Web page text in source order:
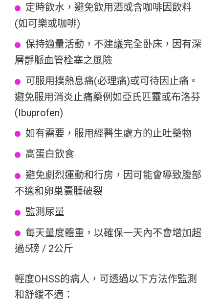
定時飲水，避免飲用酒或含咖啡因飲料
(如可樂或咖啡)
保持適量活動，不建議完全卧床，因有深
層靜脈血管栓塞之風險
可服用撲熱息痛(必理痛)或可待因止痛。
避免服用消炎止痛藥例如亞氏匹靈或布洛芬
(Ibuprofen)
如有需要，服用經醫生處方的止吐藥物
高蛋白飲食
避免劇烈運動和行房，因可能會導致腹部
不適和卵巢囊腫破裂
監測尿量
每天量度體重，以確保一天內不會增加超
過5磅 / 2公斤
輕度OHSS的病人，可透過以下方法作監測
和舒緩不適：